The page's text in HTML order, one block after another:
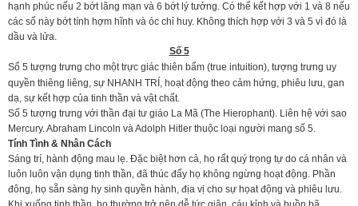
hạnh phúc nếu 2 bớt lãng mạn và 6 bớt lý tưởng. Có thể kết hợp với 1 và 8 nếu
các số này bớt tính hợm hĩnh và óc chỉ huy. Không thích hợp với 3 và 5 vì đó là
dầu và lửa.
Số 5
Số 5 tượng trưng cho một trực giác thiên bẩm (true intuition), tượng trưng uy
quyền thiêng liêng, sự NHANH TRÍ, hoạt động theo cảm hứng, phiêu lưu, gan
dạ, sự kết hợp của tinh thần và vật chất.
Số 5 tượng trưng với thần đại tư giáo La Mã (The Hierophant). Liên hệ với sao
Mercury. Abraham Lincoln và Adolph Hitler thuộc loại người mang số 5.
Tính Tình & Nhân Cách
Sáng trí, hành động mau lẹ. Đặc biệt hơn cả, họ rất quý trọng tự do cá nhân và
luôn luôn vận dụng tinh thần, đã thúc đẩy họ không ngừng hoạt động. Phần
đông, họ sẵn sàng hy sinh quyền hành, địa vị cho sự họat động và phiêu lưu.